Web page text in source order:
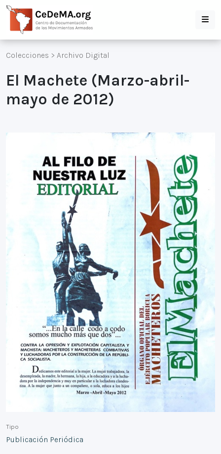
Colecciones > Archivo Digital
El Machete (Marzo-abril-
mayo de 2012)
Tipo
Publicación Periódica